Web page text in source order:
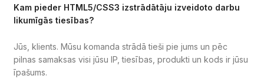
Kam pieder HTML5/CSS3 izstrādātāju izveidoto darbu
likumīgās tiesības?
Jūs, klients. Mūsu komanda strādā tieši pie jums un pēc
pilnas samaksas visi jūsu IP, tiesības, produkti un kods ir jūsu
īpašums.